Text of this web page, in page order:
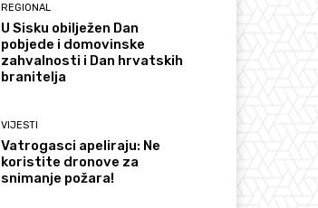
REGIONAL
U Sisku obilježen Dan
pobjede i domovinske
zahvalnosti i Dan hrvatskih
branitelja
VIJESTI
Vatrogasci apeliraju: Ne
koristite dronove za
snimanje požara!